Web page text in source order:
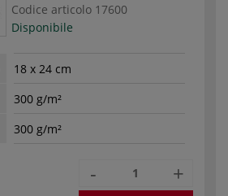
Codice articolo 17600
Disponibile
18 x 24 cm
300 g/m²
300 g/m²
- +